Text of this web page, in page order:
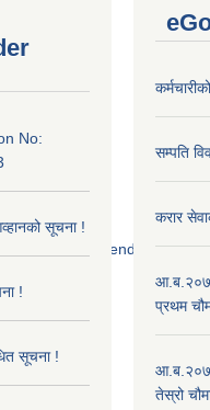
scanned%20tender.jpg
No:
सूचना !
!
सूचना !
सम्पति
करार
प्रथम
तेस्रो